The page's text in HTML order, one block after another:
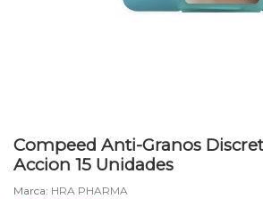
Compeed Anti-Granos
Accion 15 Unidades
Marca: HRA PHARMA